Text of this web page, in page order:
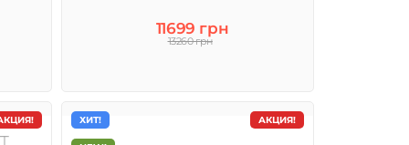
11699 грн
13260 грн
АКЦИЯ!
ХИТ!